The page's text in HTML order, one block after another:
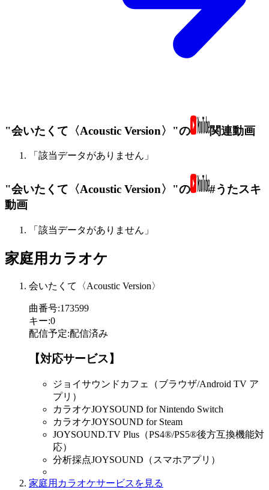
"会いたくて〈Acoustic Version〉"の 関連動画
「該当データがありません」
"会いたくて〈Acoustic Version〉"の
#うたスキ
動画
「該当データがありません」
家庭用カラオケ
会いたくて〈Acoustic Version〉
曲番号:173599
キー:0
配信予定:配信済み
【対応サービス】
ジョイサウンドカフェ（ブラウザ/Android TV ア
プリ）
カラオケJOYSOUND for Nintendo Switch
カラオケJOYSOUND for Steam
JOYSOUND.TV Plus（PS4®/PS5®後方互換機能対
応）
分析採点JOYSOUND（スマホアプリ）
家庭用カラオケサービスを見る